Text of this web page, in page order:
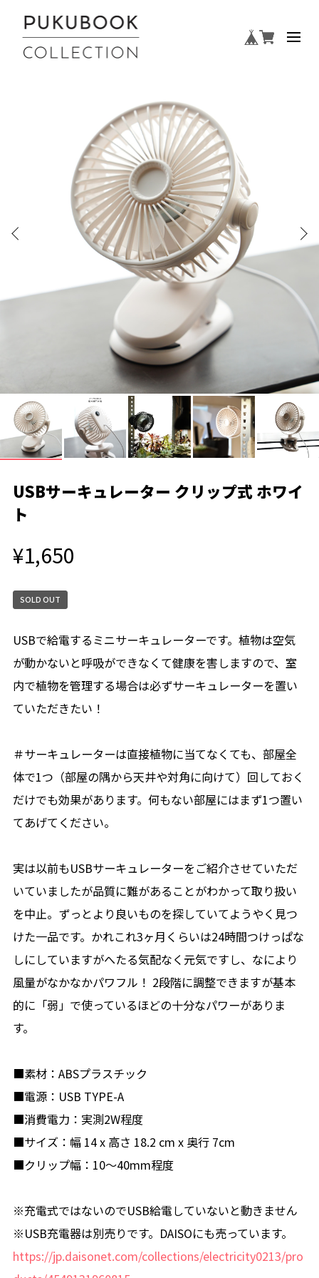
USBサーキュレーター クリップ式 ホワイ
ト
¥1,650
SOLD OUT
USBで給電するミニサーキュレーターです。植物は空気
が動かないと呼吸ができなくて健康を害しますので、室
内で植物を管理する場合は必ずサーキュレーターを置い
ていただきたい！
＃サーキュレーターは直接植物に当てなくても、部屋全
体で1つ（部屋の隅から天井や対角に向けて）回しておく
だけでも効果があります。何もない部屋にはまず1つ置い
てあげてください。
実は以前もUSBサーキュレーターをご紹介させていただ
いていましたが品質に難があることがわかって取り扱い
を中止。ずっとより良いものを探していてようやく見つ
けた一品です。かれこれ3ヶ月くらいは24時間つけっぱな
しにしていますがへたる気配なく元気ですし、なにより
風量がなかなかパワフル！ 2段階に調整できますが基本
的に「弱」で使っているほどの十分なパワーがありま
す。
■素材：ABSプラスチック
■電源：USB TYPE-A
■消費電力：実測2W程度
■サイズ：幅 14 x 高さ 18.2 cm x 奥行 7cm
■クリップ幅：10～40mm程度
※充電式ではないのでUSB給電していないと動きません
※USB充電器は別売りです。DAISOにも売っています。
https://jp.daisonet.com/collections/electricity0213/pro